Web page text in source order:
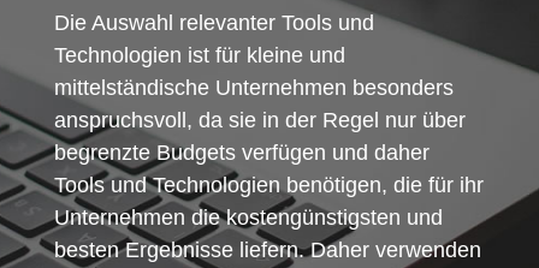
Die Auswahl relevanter Tools und
Technologien ist für kleine und
mittelständische Unternehmen besonders
anspruchsvoll, da sie in der Regel nur über
begrenzte Budgets verfügen und daher
Tools und Technologien benötigen, die für ihr
Unternehmen die kostengünstigsten und
besten Ergebnisse liefern. Daher verwenden